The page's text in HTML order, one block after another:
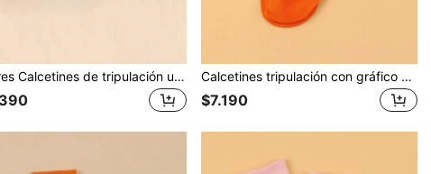
3 pares Calcetines de tripulación unicolor Calcetines tripulación con gráfico de letra, otoño
$7.190